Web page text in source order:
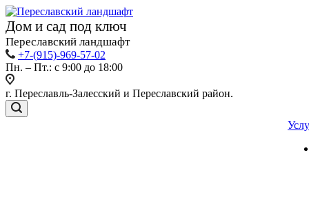
Дом и сад под ключ
Переславский ландшафт
+7-(915)-969-57-02
Пн. – Пт.: с 9:00 до 18:00
г. Переславль-Залесский и Переславский район.